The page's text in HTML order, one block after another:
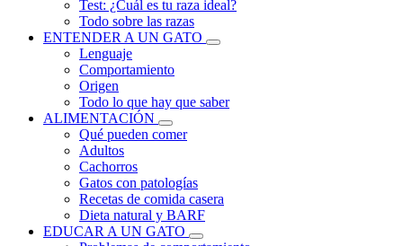
Test: ¿Cuál es tu raza ideal?
Todo sobre las razas
ENTENDER A UN GATO
Lenguaje
Comportamiento
Origen
Todo lo que hay que saber
ALIMENTACIÓN
Qué pueden comer
Adultos
Cachorros
Gatos con patologías
Recetas de comida casera
Dieta natural y BARF
EDUCAR A UN GATO